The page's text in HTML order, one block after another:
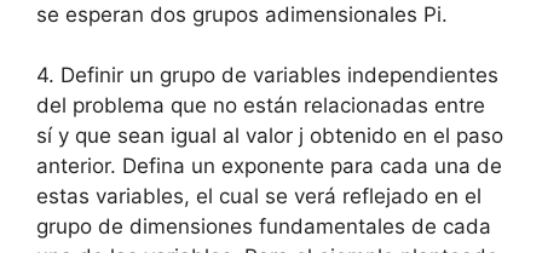
se esperan dos grupos adimensionales Pi.
4. Definir un grupo de variables independientes
del problema que no están relacionadas entre
sí y que sean igual al valor j obtenido en el paso
anterior. Defina un exponente para cada una de
estas variables, el cual se verá reflejado en el
grupo de dimensiones fundamentales de cada